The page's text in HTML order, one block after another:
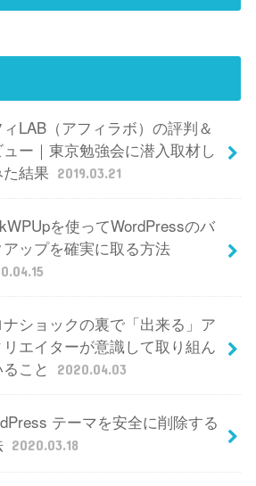
LAB（アフィラボ）の評判＆
ュー｜東京勉強会に潜入取材し
結果
2019.03.21
を使ってWordPressのバ
アップを確実に取る方法
ナショックの裏で「出来る」ア
エイターが意識して取り組ん
こと
2020.04.03
テーマを安全に削除する
2020.03.18